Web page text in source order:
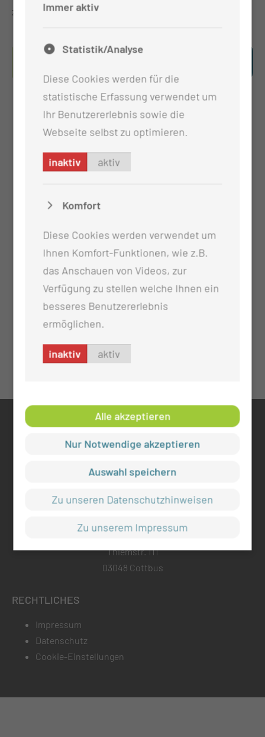
zur Verfügung.
HIER GELANGEN SIE DIREKT ZUR
KONTAKT
0355 46 -0
info@mul-ct.de
Medizinische Universität Lausitz - Carl Thiem
Thiemstr. 111
03048 Cottbus
RECHTLICHES
Impressum
Datenschutz
Cookie-Einstellungen
Immer aktiv
Statistik/Analyse
Diese Cookies werden für die
statistische Erfassung verwendet um
Ihr Benutzererlebnis sowie die
Webseite selbst zu optimieren.
inaktiv aktiv
Komfort
Diese Cookies werden verwendet um
Ihnen Komfort-Funktionen, wie z.B.
das Anschauen von Videos, zur
Verfügung zu stellen welche Ihnen ein
besseres Benutzererlebnis
ermöglichen.
inaktiv aktiv
Alle akzeptieren
Nur Notwendige akzeptieren
Auswahl speichern
Zu unseren Datenschutzhinweisen
Zu unserem Impressum